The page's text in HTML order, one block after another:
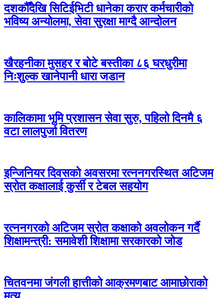
दशकौँदेखि सिटिईभिटी धानेका करार कर्मचारीको
भविष्य अन्योलमा, सेवा सुरक्षा माग्दै आन्दोलन
खैरहनीका मुसहर र बोटे बस्तीका ८६ घरधुरीमा
निःशुल्क खानेपानी धारा जडान
कालिकामा भूमि प्रशासन सेवा सुरु, पहिलो दिनमै ६
वटा लालपुर्जा वितरण
इन्जिनियर दिवसको अवसरमा रत्ननगरस्थित अटिजम
स्रोत कक्षालाई कुर्सी र टेबल सहयोग
रत्ननगरको अटिजम स्रोत कक्षाको अवलोकन गर्दै
शिक्षामन्त्री: समावेशी शिक्षामा सरकारको जोड
चितवनमा जंगली हात्तीको आक्रमणबाट आमाछोराको